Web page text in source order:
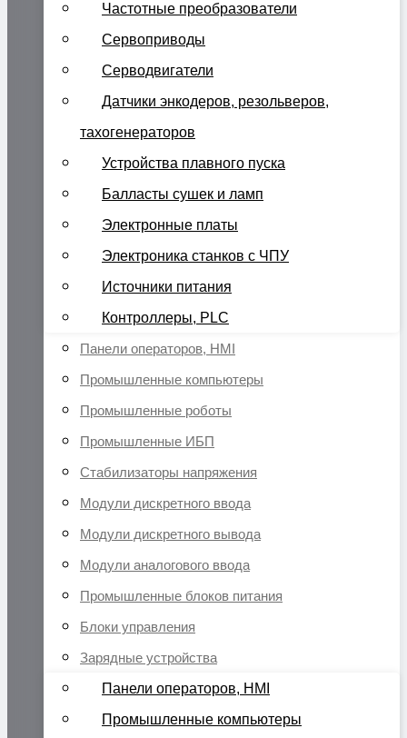
Частотные преобразователи
Сервоприводы
Серводвигатели
Датчики энкодеров, резольверов,
тахогенераторов
Устройства плавного пуска
Балласты сушек и ламп
Электронные платы
Электроника станков с ЧПУ
Источники питания
Контроллеры, PLC
Панели операторов, HMI
Промышленные компьютеры
Промышленные роботы
Промышленные ИБП
Стабилизаторы напряжения
Модули дискретного ввода
Модули дискретного вывода
Модули аналогового ввода
Промышленные блоков питания
Блоки управления
Зарядные устройства
Панели операторов, HMI
Промышленные компьютеры